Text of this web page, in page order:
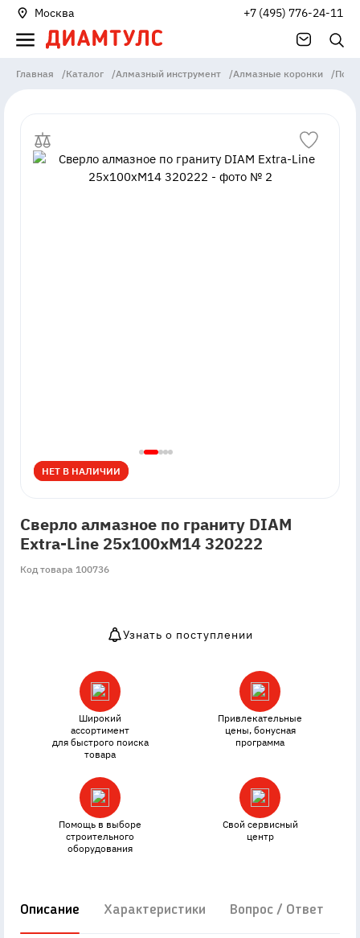
Москва +7 (495) 776-24-11
Главная /Каталог /Алмазный инструмент /Алмазные коронки /По
НЕТ В НАЛИЧИИ
НЕТ В НАЛИЧИИ
Сверло алмазное по граниту DIAM
Extra-Line 25x100xМ14 320222
Код товара 100736
Узнать о поступлении
Широкий
ассортимент
для быстрого поиска
товара
Привлекательные
цены, бонусная
программа
Помощь в выборе
строительного
оборудования
Свой сервисный
центр
Описание Характеристики Вопрос / Ответ